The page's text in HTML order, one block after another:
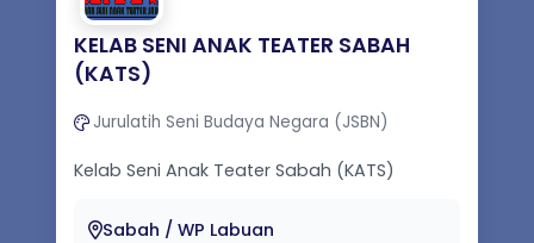
KELAB SENI ANAK TEATER SABAH
(KATS)
Jurulatih Seni Budaya Negara (JSBN)
Kelab Seni Anak Teater Sabah (KATS)
oleh Erwan Azzaly Haji Awang Taip (Alloy ...
Sabah / WP Labuan